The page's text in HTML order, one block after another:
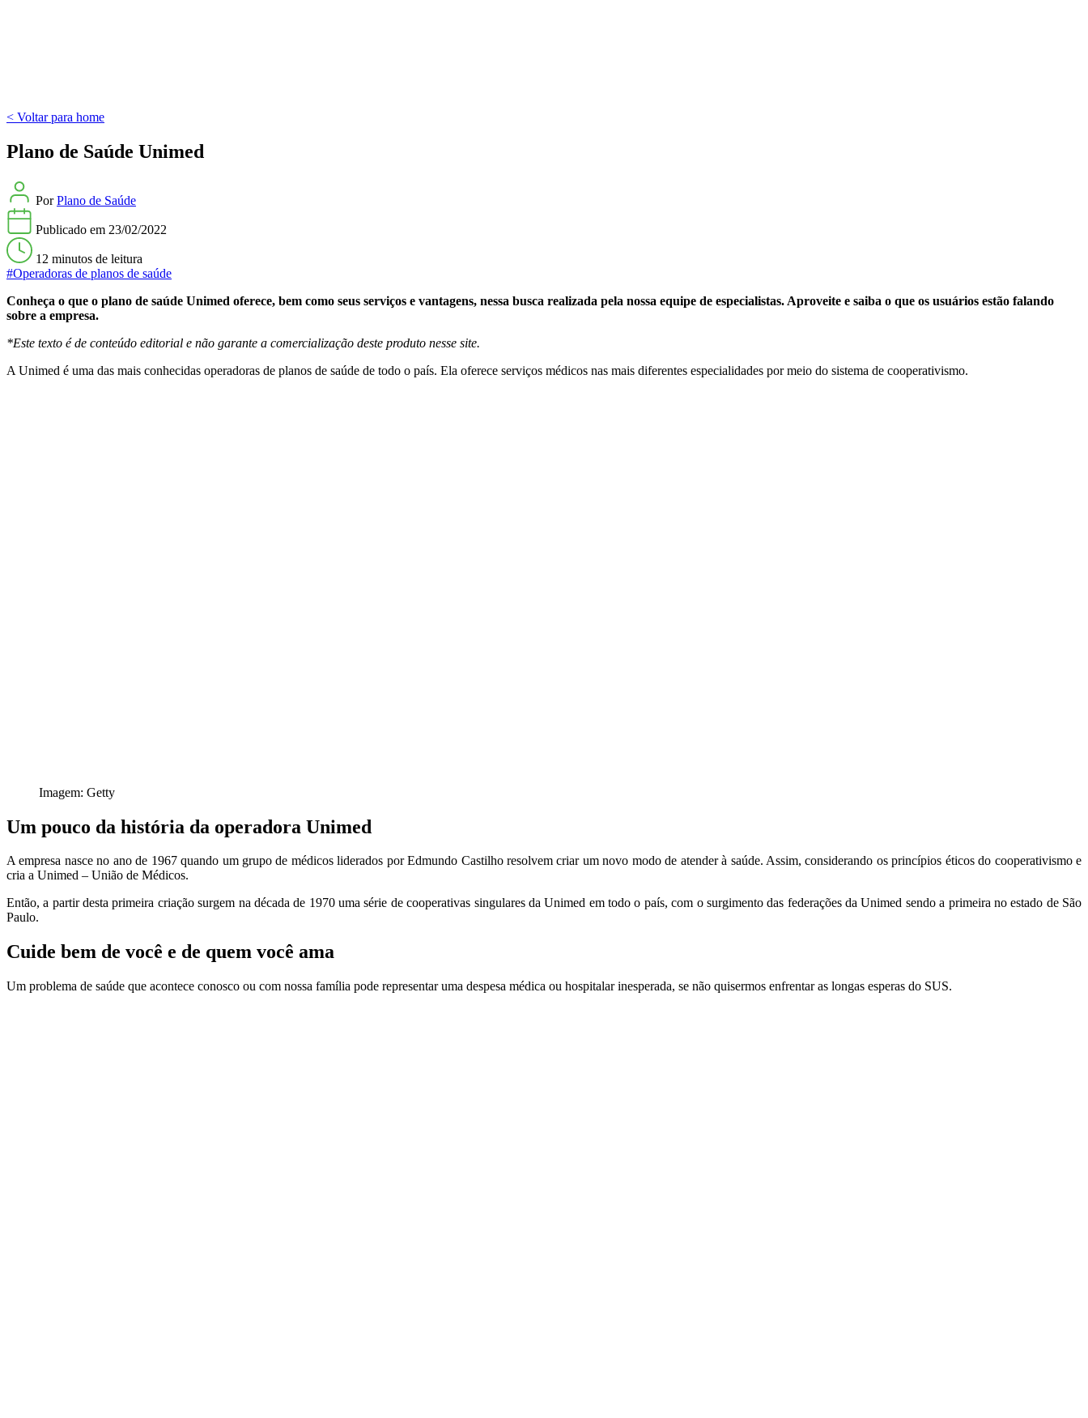
< Voltar para home
Plano de Saúde Unimed
PorPlano de Saúde
Publicado em 23/02/2022
12 minutos de leitura
#Operadoras de planos de saúde
Conheça o que o plano de saúde Unimed oferece, bem como seus serviços e vantagens, nessa busca realizada pela nossa equipe de especialistas. Aproveite e saiba o que os usuários estão falando
sobre a empresa.
*Este texto é de conteúdo editorial e não garante a comercialização deste produto nesse site.
A Unimed é uma das mais conhecidas operadoras de planos de saúde de todo o país. Ela oferece serviços médicos nas mais diferentes especialidades por meio do sistema de cooperativismo.
Imagem: Getty
Um pouco da história da operadora Unimed
A empresa nasce no ano de 1967 quando um grupo de médicos liderados por Edmundo Castilho resolvem criar um novo modo de atender à saúde. Assim, considerando os princípios éticos do cooperativismo e
cria a Unimed – União de Médicos.
Então, a partir desta primeira criação surgem na década de 1970 uma série de cooperativas singulares da Unimed em todo o país, com o surgimento das federações da Unimed sendo a primeira no estado de São
Paulo.
Cuide bem de você e de quem você ama
Um problema de saúde que acontece conosco ou com nossa família pode representar uma despesa médica ou hospitalar inesperada, se não quisermos enfrentar as longas esperas do SUS.